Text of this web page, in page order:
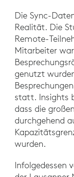
Die Sync-
Realität. Die
Remote-
Mitarbeiter
genutzt
statt. Insights
dass die
durchgehend
wurden.
Infolgedessen